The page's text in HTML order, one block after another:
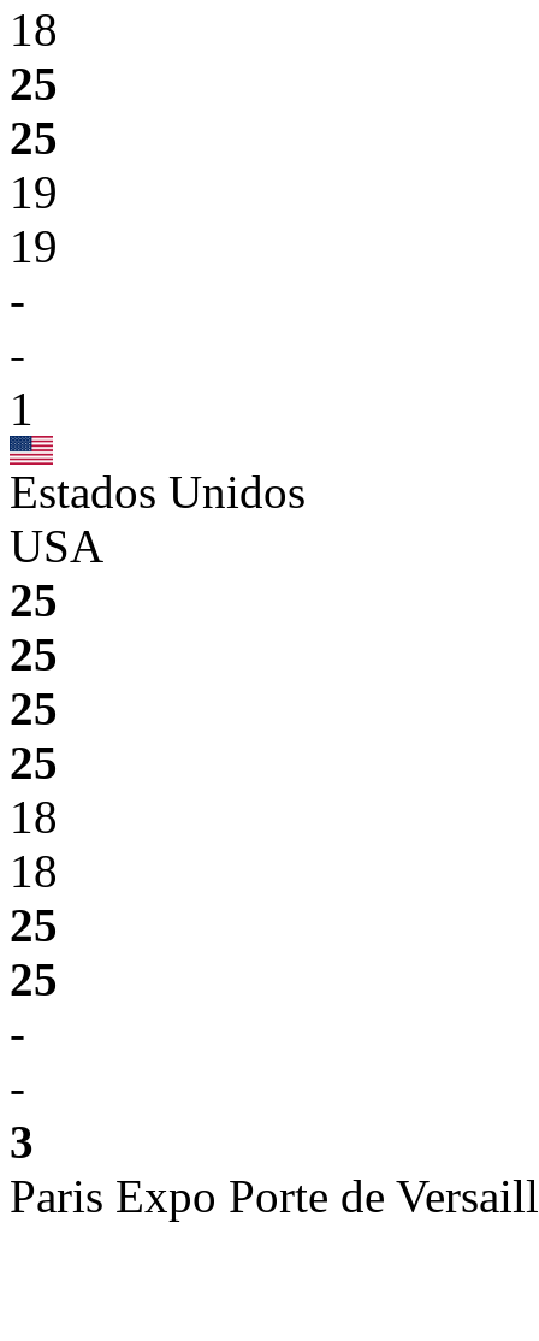
18
25
25
19
19
-
-
1
Estados Unidos
USA
25
25
25
25
18
18
25
25
-
-
3
Paris Expo Porte de